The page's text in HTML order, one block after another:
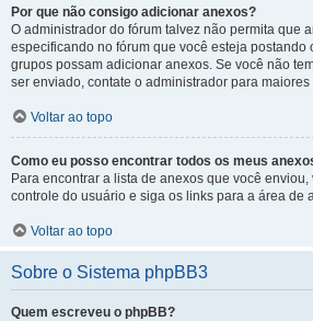
Por que não consigo adicionar anexos?
O administrador do fórum talvez não permita que
especificando no fórum que você esteja postando
grupos possam adicionar anexos. Se você não
ser enviado, contate o administrador para
Voltar ao topo
Como eu posso encontrar todos os meus
Para encontrar a lista de anexos que você
controle do usuário e siga os links para a área de
Voltar ao topo
Sobre o Sistema phpBB3
Quem escreveu o phpBB?